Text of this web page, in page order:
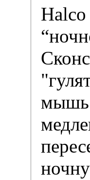
мышь